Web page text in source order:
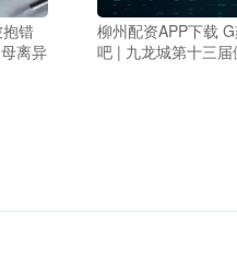
错
离异
柳州配资APP下载
吧 | 九龙城第十三